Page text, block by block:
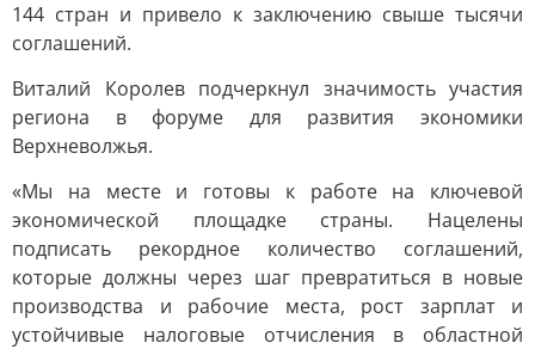
144 стран и привело к заключению свыше тысячи
соглашений.
Виталий Королев подчеркнул значимость участия
региона в форуме для развития экономики
Верхневолжья.
«Мы на месте и готовы к работе на ключевой
экономической площадке страны. Нацелены
подписать рекордное количество соглашений,
которые должны через шаг превратиться в новые
производства и рабочие места, рост зарплат и
устойчивые налоговые отчисления в областной